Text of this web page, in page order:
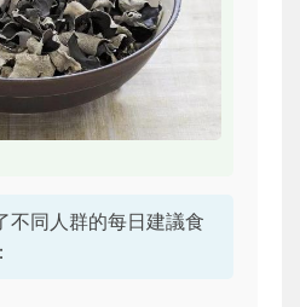
不同人群的每日建議食